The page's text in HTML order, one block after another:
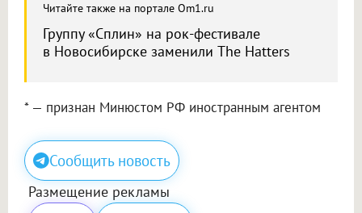
Читайте также на портале Om1.ru
Группу «Сплин» на рок-фестивале
в Новосибирске заменили The Hatters
* — признан Минюстом РФ иностранным агентом
Сообщить новость
Размещение рекламы